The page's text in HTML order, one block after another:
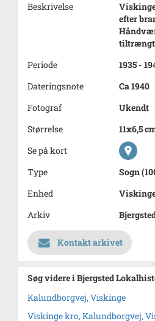
Beskrivelse
efter
tiltrængt
Periode
1935 -
Dateringsnote
Ca 1940
Fotograf
Ukendt
Størrelse
11x6,5
Se på kort
Type
Sogn
Enhed
Arkiv
Kontakt arkivet
Søg videre i Bjergsted
Kalundborgvej, Viskinge
Viskinge kro, Kalundborgvej,